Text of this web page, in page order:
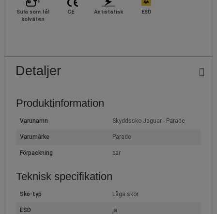
Sula som tål
kolväten
CE Antistatisk ESD
Detaljer
Produktinformation
Varunamn Skyddssko Jaguar - Parade
Varumärke Parade
Förpackning par
Teknisk specifikation
Sko-typ Låga skor
ESD ja